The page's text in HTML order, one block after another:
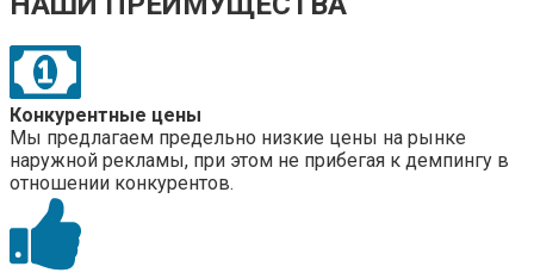
Конкурентные цены
Мы предлагаем предельно низкие цены на рынке
наружной рекламы, при этом не прибегая к демпингу в
отношении конкурентов.